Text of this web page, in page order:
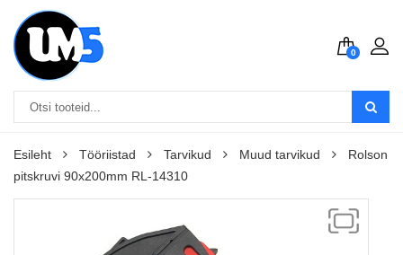
0
Esileht Tööriistad Tarvikud Muud tarvikud
Rolson
pitskruvi 90x200mm RL-14310